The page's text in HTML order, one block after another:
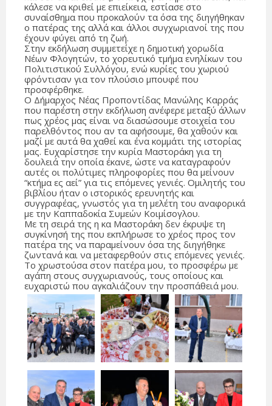
κάλεσε να κριθεί με επιείκεια, εστίασε στο
συναίσθημα που προκαλούν τα όσα της διηγήθηκαν
ο πατέρας της αλλά και άλλοι συγχωριανοί της που
έχουν φύγει από τη ζωή.
Στην εκδήλωση συμμετείχε η δημοτική χορωδία
Nέων Φλογητών, το χορευτικό τμήμα ενηλίκων του
Πολιτιστικού Συλλόγου, ενώ κυρίες του χωριού
φρόντισαν για τον πλούσιο μπουφέ που
προσφέρθηκε.
Ο Δήμαρχος Νέας Προποντίδας Μανώλης Καρράς
που παρέστη στην εκδήλωση ανέφερε μεταξύ άλλων
πως χρέος μας είναι να διασώσουμε στοιχεία του
παρελθόντος που αν τα αφήσουμε, θα χαθούν και
μαζί με αυτά θα χαθεί και ένα κομμάτι της ιστορίας
μας. Ευχαρίστησε την κυρία Μαστοράκη για τη
δουλειά την οποία έκανε, ώστε να καταγραφούν
αυτές οι πολύτιμες πληροφορίες που θα μείνουν
“κτήμα ες αεί” για τις επόμενες γενιές. Ομιλητής του
βιβλίου ήταν ο ιστορικός ερευνητής και
συγγραφέας, γνωστός για τη μελέτη του αναφορικά
με την Καππαδοκία Συμεών Κοιμίσογλου.
Με τη σειρά της η κα Μαστοράκη δεν έκρυψε τη
συγκίνησή της που εκπλήρωσε το χρέος προς τον
πατέρα της να παραμείνουν όσα της διηγήθηκε
ζωντανά και να μεταφερθούν στις επόμενες γενιές.
Το χρωστούσα στον πατέρα μου, το προσφέρω με
αγάπη στους συγχωριανούς, τους οποίους και
ευχαριστώ που αγκαλιάζουν την προσπάθειά μου.